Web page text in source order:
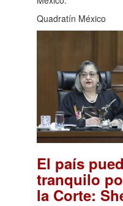
Quadratín México
El país
tranquilo
la Corte: